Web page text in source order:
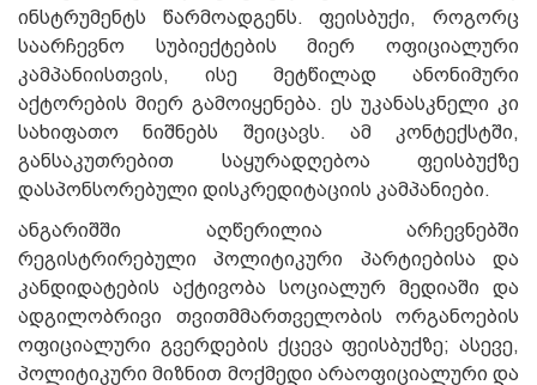
ინსტრუმენტს წარმოადგენს. ფეისბუქი, როგორც
საარჩევნო სუბიექტების მიერ ოფიციალური
კამპანიისთვის, ისე მეტწილად ანონიმური
აქტორების მიერ გამოიყენება. ეს უკანასკნელი კი
სახიფათო ნიშნებს შეიცავს. ამ კონტექსტში,
განსაკუთრებით საყურადღებოა ფეისბუქზე
დასპონსორებული დისკრედიტაციის კამპანიები.
ანგარიშში აღწერილია არჩევნებში
რეგისტრირებული პოლიტიკური პარტიებისა და
კანდიდატების აქტივობა სოციალურ მედიაში და
ადგილობრივი თვითმმართველობის ორგანოების
ოფიციალური გვერდების ქცევა ფეისბუქზე; ასევე,
პოლიტიკური მიზნით მოქმედი არაოფიციალური და